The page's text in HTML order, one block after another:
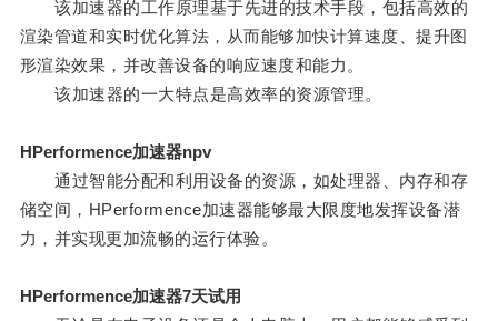
该加速器的工作原理基于先进的技术手段，包括高效的
渲染管道和实时优化算法，从而能够加快计算速度、提升图
形渲染效果，并改善设备的响应速度和能力。
该加速器的一大特点是高效率的资源管理。
HPerformence加速器npv
通过智能分配和利用设备的资源，如处理器、内存和存
储空间，HPerformence加速器能够最大限度地发挥设备潜
力，并实现更加流畅的运行体验。
HPerformence加速器7天试用